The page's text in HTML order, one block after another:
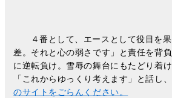
４番として、エースとして役目を
差。それと心の弱さです」と責任を背
に逆転負け。雪辱の舞台にもたどり着
「これからゆっくり考えます」と話
のサイトをごらんください。